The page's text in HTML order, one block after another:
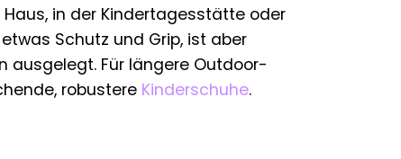
in der Kindertagesstätte oder
Schutz und Grip, ist aber
ausgelegt. Für längere Outdoor-
robustere Kinderschuhe.